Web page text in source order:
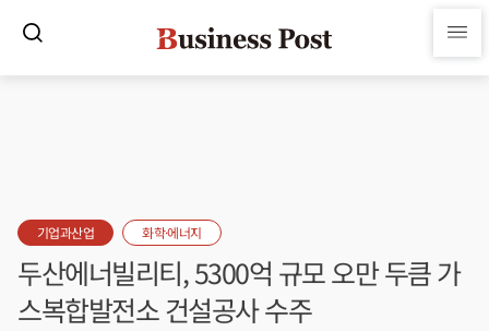
기업과산업 화학·에너지
두산에너빌리티, 5300억 규모 오만 두큼 가
스복합발전소 건설공사 수주